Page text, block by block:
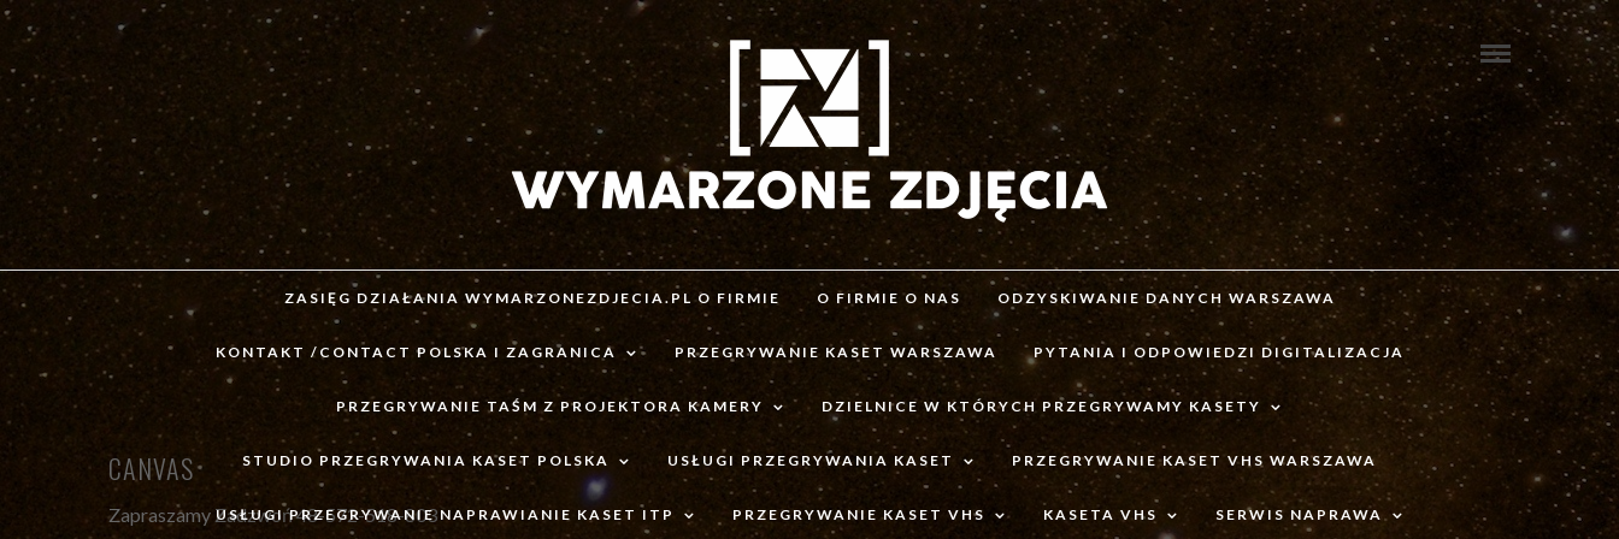
ZASIĘG DZIAŁANIA WYMARZONEZDJECIA.PL O FIRMIE O FIRMIE O NAS ODZYSKIWANIE DANYCH WARSZAWA
KONTAKT /CONTACT POLSKA I ZAGRANICA PRZEGRYWANIE KASET WARSZAWA PYTANIA I ODPOWIEDZI DIGITALIZACJA
PRZEGRYWANIE TAŚM Z PROJEKTORA KAMERY DZIELNICE W KTÓRYCH PRZEGRYWAMY KASETY
STUDIO PRZEGRYWANIA KASET POLSKA USŁUGI PRZEGRYWANIA KASET PRZEGRYWANIE KASET VHS WARSZAWA
USŁUGI PRZEGRYWANIE NAPRAWIANIE KASET ITP PRZEGRYWANIE KASET VHS KASETA VHS SERWIS NAPRAWA
CANVAS
Zapraszamy Zadzwoń 48-572-518-803